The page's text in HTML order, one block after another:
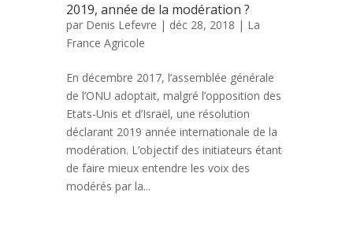
2019, année de la modération ?
par Denis Lefevre | déc 28, 2018 | La
France Agricole
En décembre 2017, l’assemblée générale
de l’ONU adoptait, malgré l’opposition des
Etats-Unis et d’Israël, une résolution
déclarant 2019 année internationale de la
modération. L’objectif des initiateurs étant
de faire mieux entendre les voix des
modérés par la...